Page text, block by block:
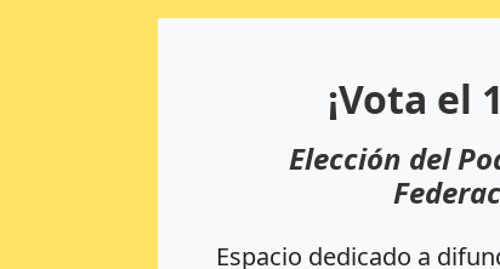
¡Vota el
Elección del
Espacio dedicado a